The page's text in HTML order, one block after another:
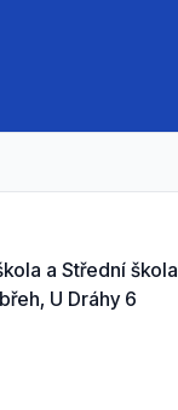
a Střední škola
U Dráhy 6